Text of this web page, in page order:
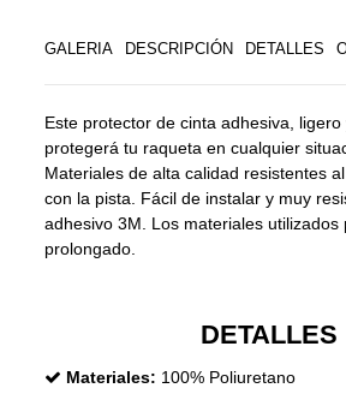
GALERIA DESCRIPCIÓN DETALLES
Este protector de cinta adhesiva, ligero
protegerá tu raqueta en cualquier
Materiales de alta calidad resistentes
con la pista.​ ​Fácil de instalar y muy
adhesivo 3M. Los materiales utilizados
prolongado.
DETALLES
Materiales: 100% Poliuretano